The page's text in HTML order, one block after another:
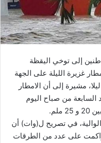
إلى توخي اليقظة
غزيرة الليلة على الجهة
مشيرة إلى أن الامطار
السابعة من صباح اليوم
في تصريح ل(وات) أن
على عدد من الطرقات